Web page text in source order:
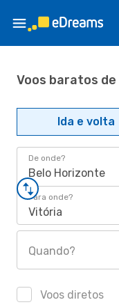
Voos baratos
Ida e volta
De onde?
Belo Horizonte
Para onde?
Vitória
Quando?
Voos diretos